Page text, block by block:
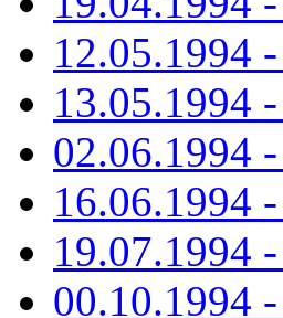
12.05.1994
13.05.1994
02.06.1994
16.06.1994
19.07.1994
00.10.1994